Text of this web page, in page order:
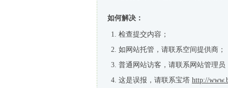
如何解决：
检查提交内容；
如网站托管，请联系空间提供商；
普通网站访客，请联系网站管理员
这是误报，请联系宝塔 http://